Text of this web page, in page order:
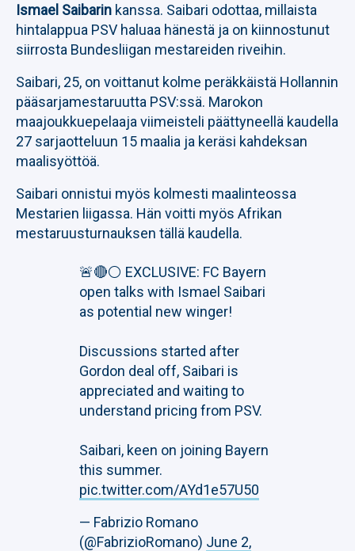
Ismael Saibarin kanssa. Saibari odottaa, millaista
hintalappua PSV haluaa hänestä ja on kiinnostunut
siirrosta Bundesliigan mestareiden riveihin.
Saibari, 25, on voittanut kolme peräkkäistä Hollannin
pääsarjamestaruutta PSV:ssä. Marokon
maajoukkuepelaaja viimeisteli päättyneellä kaudella
27 sarjaotteluun 15 maalia ja keräsi kahdeksan
maalisyöttöä.
Saibari onnistui myös kolmesti maalinteossa
Mestarien liigassa. Hän voitti myös Afrikan
mestaruusturnauksen tällä kaudella.
🚨🔴⚪️ EXCLUSIVE: FC Bayern
open talks with Ismael Saibari
as potential new winger!
Discussions started after
Gordon deal off, Saibari is
appreciated and waiting to
understand pricing from PSV.
Saibari, keen on joining Bayern
this summer.
pic.twitter.com/AYd1e57U50
— Fabrizio Romano
(@FabrizioRomano) June 2,